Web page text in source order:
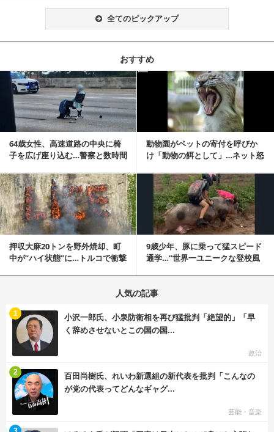
全てのピックアップ
おすすめ
64歳女性、高速道路の中央に椅
子を広げ座り込む…警察と数時間
動物園がペットの寄付を呼びか
け「動物の餌として」…ネット怒
記事を読む
押収大麻20トンを野外焼却、町
中が“ハイ状態”に…トルコで衝撃
9歳少年、豚に乗って猛スピード
通学…“世界一ユニークな登校風
記事を読む
人気の記事
小沢一郎氏、小泉防衛相を再び猛批判「絶望的」「早
く辞めさせないとこの国の国...
政治
1
百田尚樹氏、れいわ新選組の新代表を批判「こんなの
が党の代表ってどんなギャグ...
芸能・音楽
2